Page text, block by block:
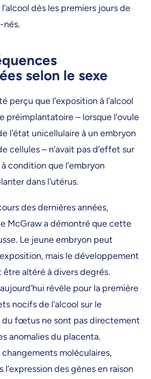
dès les premiers jours de
nés.
selon le sexe
perçu que l’exposition à l’alcool
préimplantatoire – lorsque l’ovule
l’état unicellulaire à un embryon
cellules – n’avait pas d’effet sur
condition que l’embryon
dans l’utérus.
des dernières années,
McGraw a démontré que cette
Le jeune embryon peut
mais le développement
altéré à divers degrés.
révèle pour la première
nocifs de l’alcool sur le
fœtus ne sont pas directement
anomalies du placenta.
moléculaires,
des gènes en raison